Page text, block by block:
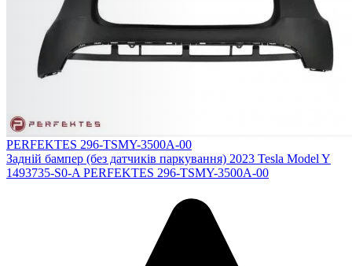
PERFEKTES 296-TSMY-3500A-00
Задній бампер (без датчиків паркування) 2023 Tesla Model Y
1493735-S0-A PERFEKTES 296-TSMY-3500A-00